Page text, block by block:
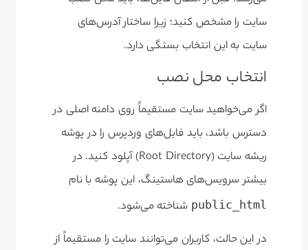
سایت را مشخص کنید؛ زیرا ساختار آدرس‌های
سایت به این انتخاب بستگی دارد.
انتخاب محل نصب
اگر می‌خواهید سایت مستقیماً روی دامنه اصلی در
دسترس باشد، باید فایل‌های وردپرس را در پوشه
ریشه سایت (Root Directory) آپلود کنید. در
بیشتر سرویس‌های هاستینگ، این پوشه با نام
public_html شناخته می‌شود.
در این حالت، کاربران می‌توانند سایت را مستقیماً از